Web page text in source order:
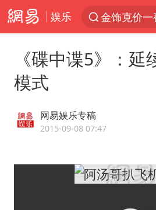
娱乐
金饰克价
峰哥 汪海林
河南重大刑
《碟中谍5》：延
模式
网易娱乐专稿
2015-09-08 07:47